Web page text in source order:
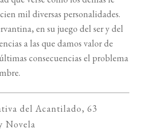
mil diversas personalidades.
en su juego del ser y del
a las que damos valor de
consecuencias el problema
del Acantilado, 63
Novela